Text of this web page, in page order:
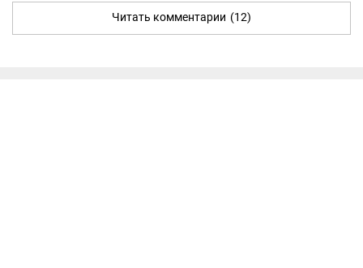
Читать комментарии (12)